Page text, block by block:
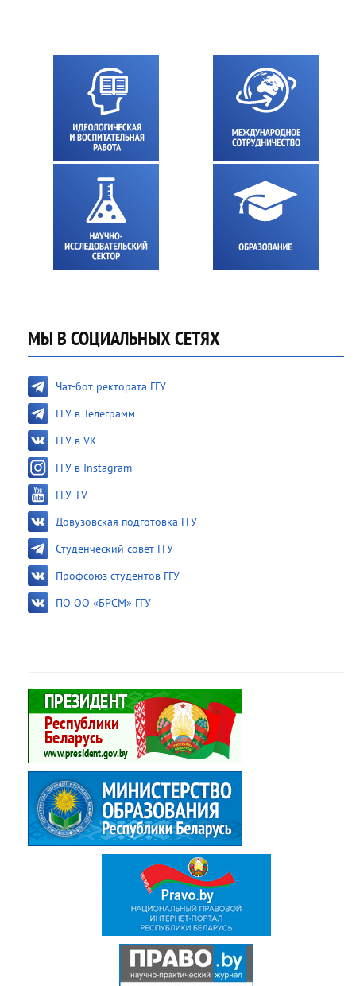
МЫ В СОЦИАЛЬНЫХ СЕТЯХ
Чат-бот ректората ГГУ
ГГУ в Телеграмм
ГГУ в VK
ГГУ в Instagram
ГГУ TV
Довузовская подготовка ГГУ
Студенческий совет ГГУ
Профсоюз студентов ГГУ
ПО ОО «БРСМ» ГГУ